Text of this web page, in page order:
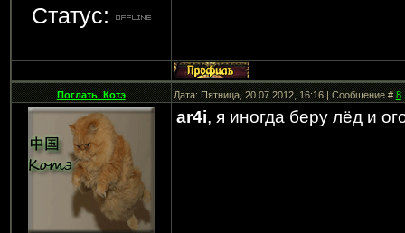
Статус:
Поглать_Котэ Дата: Пятница, 20.07.2012, 16:16 | Сообщение #8
ar4i, я иногда беру лёд и